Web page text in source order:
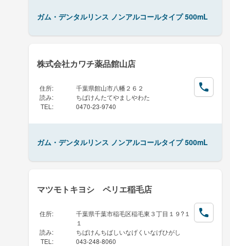
ガム・デンタルリンス ノンアルコールタイプ 500mL
株式会社カワチ薬品館山店
住所:
千葉県館山市八幡２６２
読み:
ちばけんたてやましやわた
TEL : 0470-23-9740
ガム・デンタルリンス ノンアルコールタイプ 500mL
マツモトキヨシ ペリエ稲毛店
住所:
千葉県千葉市稲毛区稲毛東３丁目１９?１
１
読み:
ちばけんちばしいなげくいなげひがし
TEL : 043-248-8060